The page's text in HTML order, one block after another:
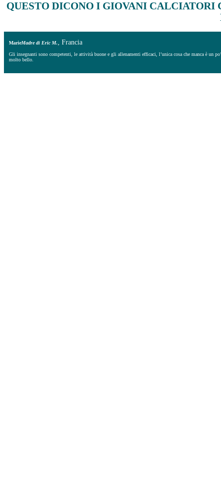
QUESTO DICONO I GIOVANI CALCIATORI
MarieMadre di Eric M. , Francia
Gli insegnanti sono competenti, le attività buone e gli allenamenti efficaci, l’unica cosa che manca è un
molto bello.